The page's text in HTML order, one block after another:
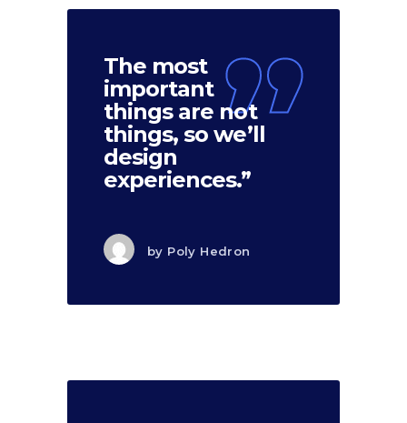
The most
important
things are not
things, so we’ll
design
experiences.”
by Poly Hedron